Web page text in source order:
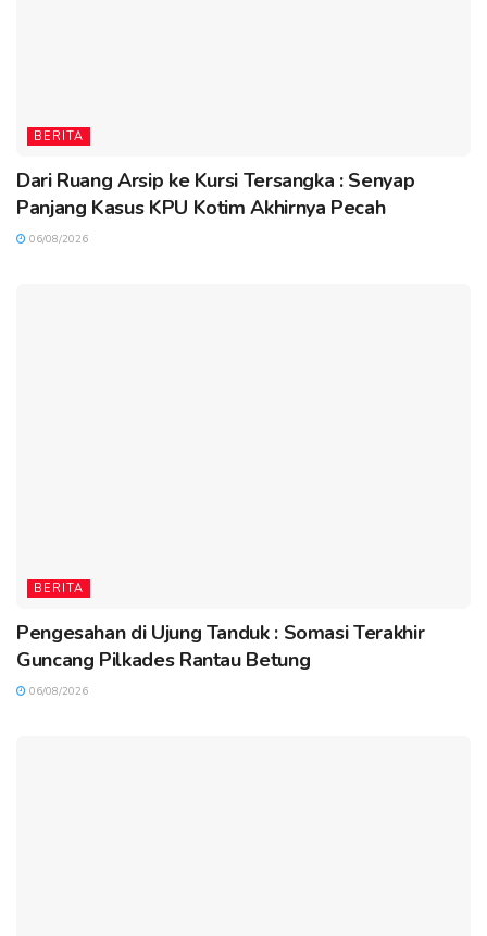
BERITA
Dari Ruang Arsip ke Kursi Tersangka : Senyap
Panjang Kasus KPU Kotim Akhirnya Pecah
06/08/2026
BERITA
Pengesahan di Ujung Tanduk : Somasi Terakhir
Guncang Pilkades Rantau Betung
06/08/2026